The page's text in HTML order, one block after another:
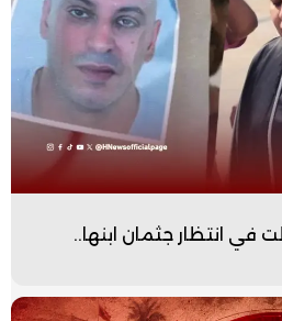
في انتظار جثمان ابنها..